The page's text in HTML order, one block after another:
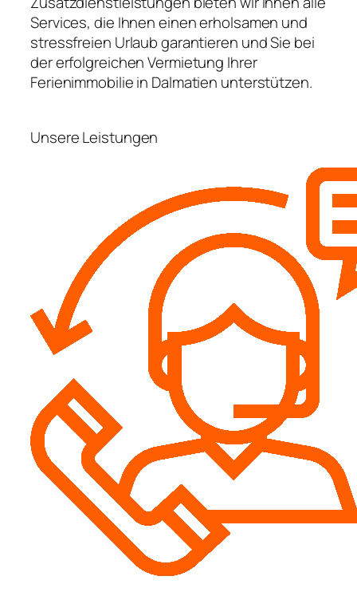
Services, die Ihnen einen erholsamen und
stressfreien Urlaub garantieren und Sie bei
der erfolgreichen Vermietung Ihrer
Ferienimmobilie in Dalmatien unterstützen.
Unsere Leistungen